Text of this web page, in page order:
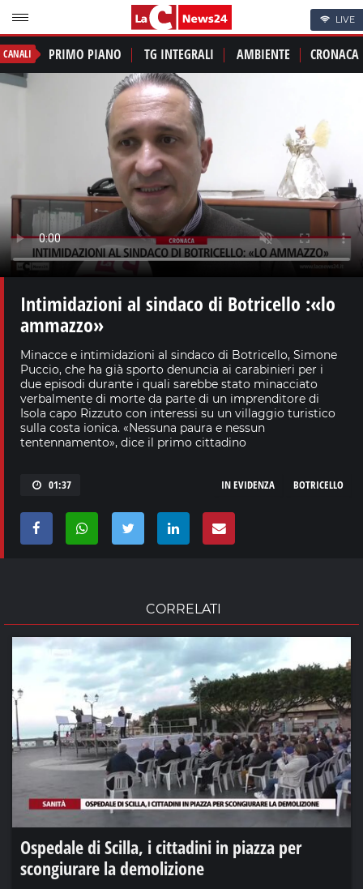
LIVE
CANALI PRIMO PIANO TG INTEGRALI AMBIENTE CRONACA
Intimidazioni al sindaco di Botricello :«lo
ammazzo»
Minacce e intimidazioni al sindaco di Botricello, Simone
Puccio, che ha già sporto denuncia ai carabinieri per i
due episodi durante i quali sarebbe stato minacciato
verbalmente di morte da parte di un imprenditore di
Isola capo Rizzuto con interessi su un villaggio turistico
sulla costa ionica. «Nessuna paura e nessun
tentennamento», dice il primo cittadino
01:37 BOTRICELLO
IN EVIDENZA
CORRELATI
Ospedale di Scilla, i cittadini in piazza per
scongiurare la demolizione